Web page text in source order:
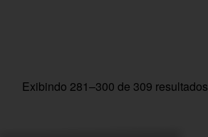
Exibindo 281–300 de 309 resultados
Classificado